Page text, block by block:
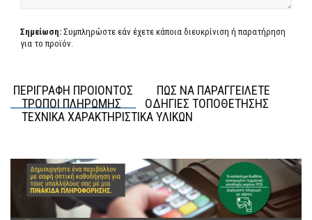
Σημείωση: Συμπληρώστε εάν έχετε κάποια διευκρίνιση ή παρατήρηση
για το προϊόν.
ΠΕΡΙΓΡΑΦΗ ΠΡΟΙΟΝΤΟΣ
ΠΩΣ ΝΑ ΠΑΡΑΓΓΕΙΛΕΤΕ
ΤΡΟΠΟΙ ΠΛΗΡΩΜΗΣ
ΟΔΗΓΙΕΣ ΤΟΠΟΘΕΤΗΣΗΣ
ΤΕΧΝΙΚΑ ΧΑΡΑΚΤΗΡΙΣΤΙΚΑ ΥΛΙΚΩΝ